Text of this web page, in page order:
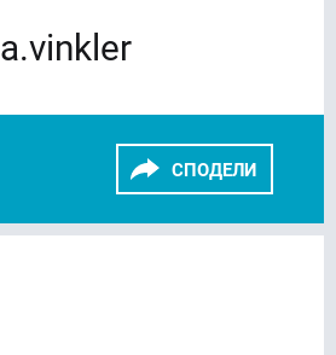
a.vinkler
СПОДЕЛИ